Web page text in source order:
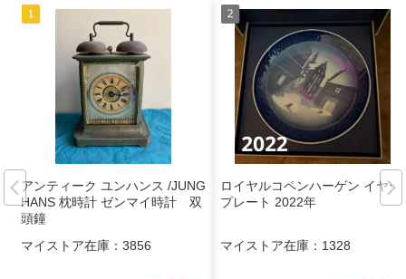
アンティーク ユンハンス /JUNG
HANS 枕時計 ゼンマイ時計 双
頭鐘
マイストア在庫： 3856
ロイヤルコペンハーゲン イヤー
プレート 2022年
マイストア在庫： 1328